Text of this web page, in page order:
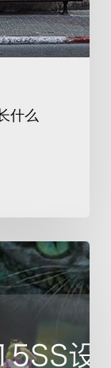
什么